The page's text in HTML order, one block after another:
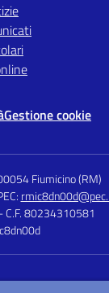
Gestione cookie
Fiumicino (RM)
- C.F. 80234310581